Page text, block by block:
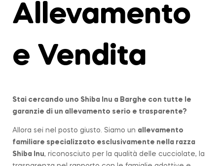
Allevamento
e Vendita
Stai cercando uno Shiba Inu a Barghe con tutte le
garanzie di un allevamento serio e trasparente?
Allora sei nel posto giusto. Siamo un allevamento
familiare specializzato esclusivamente nella razza
Shiba Inu, riconosciuto per la qualità delle cucciolate, la